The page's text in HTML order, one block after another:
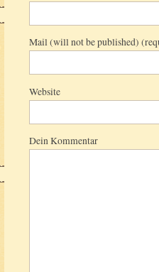
Mail (will not be published)
Website
Dein Kommentar